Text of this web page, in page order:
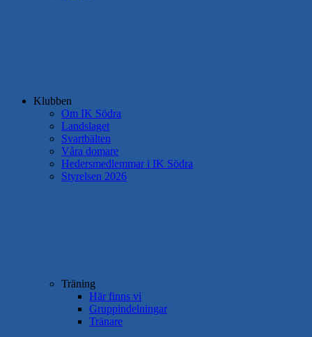
Klubben
Om IK Södra
Landslaget
Svartbälten
Våra domare
Hedersmedlemmar i IK Södra
Styrelsen 2026
Träning
Här finns vi
Gruppindelningar
Tränare